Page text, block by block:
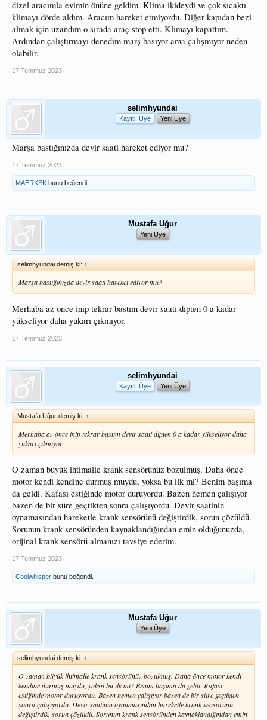
dizel aracımla evimin önüne geldim. Klima ikideydi ve çok sıcaktı
klimayı dörde aldım. Aracım hareket etmiyordu. Diğer kapıdan bezi
almak için uzandım o sırada araç stop etti. Klimayı kapattım.
Ardından çalıştırmayı denedim marş basıyor ama çalışmıyor neden
olabilir.
17 Temmuz 2023
selimhyundai
Kayıtlı Üye Yeni Üye
Marşa bastığınızda devir saati hareket ediyor mu?
17 Temmuz 2023
MAERKEK bunu beğendi.
Mustafa Uğur
Yeni Üye
selimhyundai demiş ki: ↑
Marşa bastığınızda devir saati hareket ediyor mu?
Merhaba az önce inip tekrar bastım devir saati dipten 0 a kadar
yükseliyor daha yukarı çıkmıyor.
17 Temmuz 2023
selimhyundai
Kayıtlı Üye Yeni Üye
Mustafa Uğur demiş ki: ↑
Merhaba az önce inip tekrar bastım devir saati dipten 0 a kadar yükseliyor daha
yukarı çıkmıyor.
O zaman büyük ihtimalle krank sensörünüz bozulmuş. Daha önce
motor kendi kendine durmuş muydu, yoksa bu ilk mi? Benim başıma
da geldi. Kafası estiğinde motor duruyordu. Bazen hemen çalışıyor
bazen de bir süre geçtikten sonra çalışıyordu. Devir saatinin
oynamasından hareketle krank sensörünü değiştirdik, sorun çözüldü.
Sorunun krank sensöründen kaynaklandığından emin olduğunuzda,
orijinal krank sensörü almanızı tavsiye ederim.
17 Temmuz 2023
Coolwhisper bunu beğendi.
Mustafa Uğur
Yeni Üye
selimhyundai demiş ki: ↑
O zaman büyük ihtimalle krank sensörünüz bozulmuş. Daha önce motor kendi
kendine durmuş muydu, yoksa bu ilk mi? Benim başıma da geldi. Kafası
estiğinde motor duruyordu. Bazen hemen çalışıyor bazen de bir süre geçtikten
sonra çalışıyordu. Devir saatinin oynamasından hareketle krank sensörünü
değiştirdik, sorun çözüldü. Sorunun krank sensöründen kaynaklandığından emin